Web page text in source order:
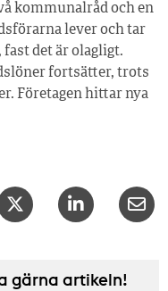
kommunalråd och en
lever och tar
det är olagligt.
fortsätter, trots
Företagen hittar nya
gärna artikeln!